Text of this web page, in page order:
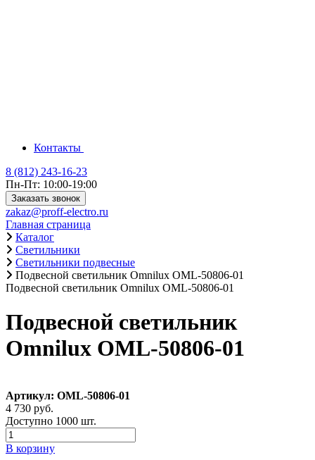
Контакты
8 (812) 243-16-23
Пн-Пт: 10:00-19:00
Заказать звонок
zakaz@proff-electro.ru
Главная страница
Каталог
Светильники
Светильники подвесные
Подвесной светильник Omnilux OML-50806-01
Подвесной светильник Omnilux OML-50806-01
Подвесной светильник
Omnilux OML-50806-01
Артикул: OML-50806-01
4 730 руб.
Доступно 1000 шт.
В корзину